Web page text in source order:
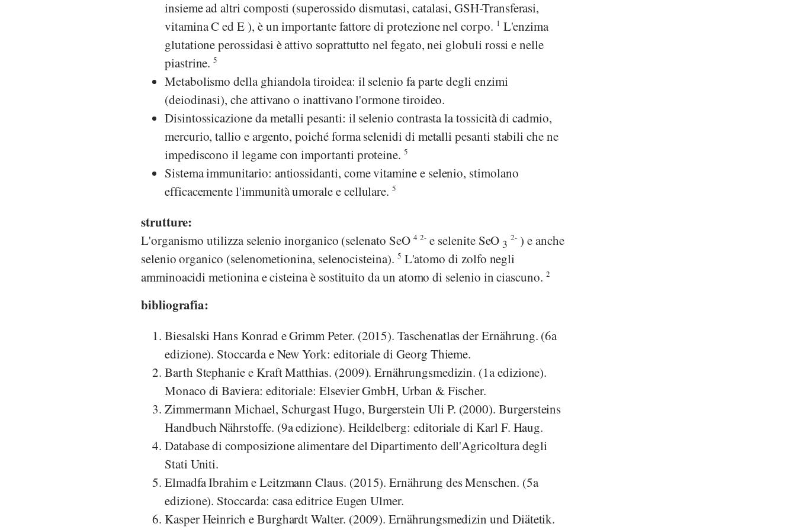
insieme ad altri composti (superossido dismutasi, catalasi, GSH-Transferasi,
vitamina C ed E ), è un importante fattore di protezione nel corpo. 1 L'enzima
glutatione perossidasi è attivo soprattutto nel fegato, nei globuli rossi e nelle
piastrine.5
Metabolismo della ghiandola tiroidea: il selenio fa parte degli enzimi
(deiodinasi), che attivano o inattivano l'ormone tiroideo.
Disintossicazione da metalli pesanti: il selenio contrasta la tossicità di cadmio,
mercurio, tallio e argento, poiché forma selenidi di metalli pesanti stabili che ne
impediscono il legame con importanti proteine.5
Sistema immunitario: antiossidanti, come vitamine e selenio, stimolano
efficacemente l'immunità umorale e cellulare.5
strutture:
L'organismo utilizza selenio inorganico (selenato SeO 4 2- e selenite SeO 3
2- ) e anche
selenio organico (selenometionina, selenocisteina). 5 L'atomo di zolfo negli
amminoacidi metionina e cisteina è sostituito da un atomo di selenio in ciascuno. 2
bibliografia:
Biesalski Hans Konrad e Grimm Peter. (2015). Taschenatlas der Ernährung. (6a
edizione). Stoccarda e New York: editoriale di Georg Thieme.
Barth Stephanie e Kraft Matthias. (2009). Ernährungsmedizin. (1a edizione).
Monaco di Baviera: editoriale: Elsevier GmbH, Urban & Fischer.
Zimmermann Michael, Schurgast Hugo, Burgerstein Uli P. (2000). Burgersteins
Handbuch Nährstoffe. (9a edizione). Heildelberg: editoriale di Karl F. Haug.
Database di composizione alimentare del Dipartimento dell'Agricoltura degli
Stati Uniti.
Elmadfa Ibrahim e Leitzmann Claus. (2015). Ernährung des Menschen. (5a
edizione). Stoccarda: casa editrice Eugen Ulmer.
Kasper Heinrich e Burghardt Walter. (2009). Ernährungsmedizin und Diätetik.